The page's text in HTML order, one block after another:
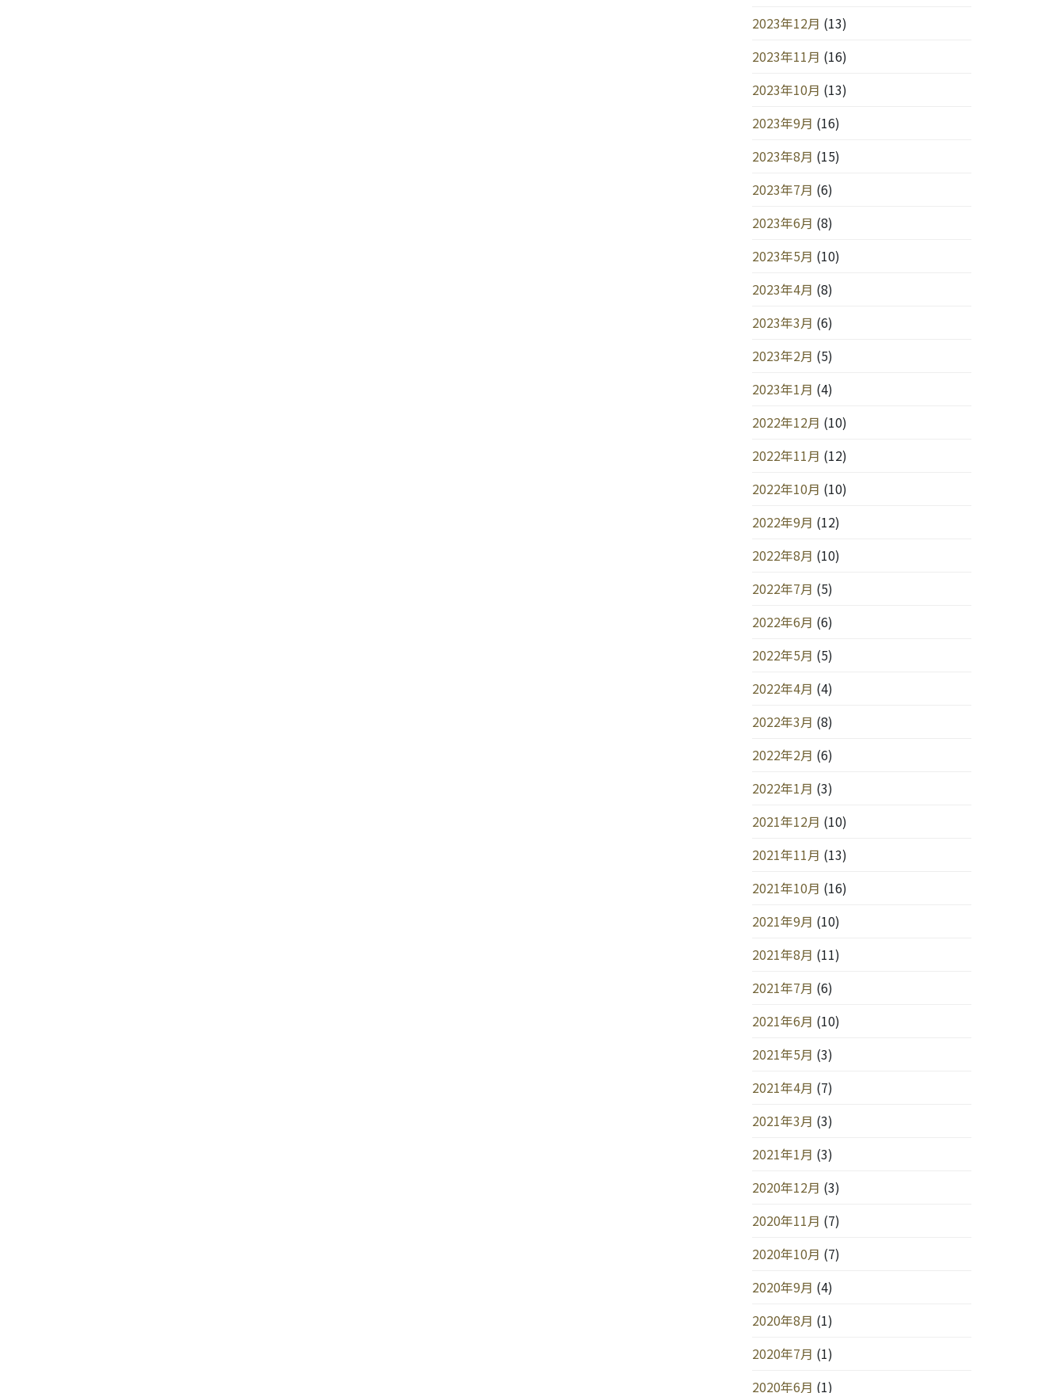
2023年12月 (13)
2023年11月 (16)
2023年10月 (13)
2023年9月 (16)
2023年8月 (15)
2023年7月 (6)
2023年6月 (8)
2023年5月 (10)
2023年4月 (8)
2023年3月 (6)
2023年2月 (5)
2023年1月 (4)
2022年12月 (10)
2022年11月 (12)
2022年10月 (10)
2022年9月 (12)
2022年8月 (10)
2022年7月 (5)
2022年6月 (6)
2022年5月 (5)
2022年4月 (4)
2022年3月 (8)
2022年2月 (6)
2022年1月 (3)
2021年12月 (10)
2021年11月 (13)
2021年10月 (16)
2021年9月 (10)
2021年8月 (11)
2021年7月 (6)
2021年6月 (10)
2021年5月 (3)
2021年4月 (7)
2021年3月 (3)
2021年1月 (3)
2020年12月 (3)
2020年11月 (7)
2020年10月 (7)
2020年9月 (4)
2020年8月 (1)
2020年7月 (1)
2020年6月 (1)